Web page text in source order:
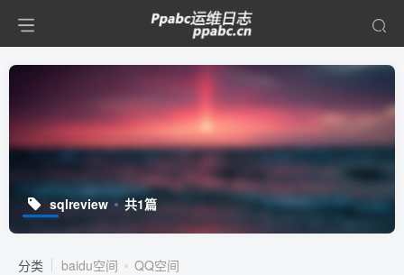
sqlreview 共1篇
分类 baidu空间
QQ空间